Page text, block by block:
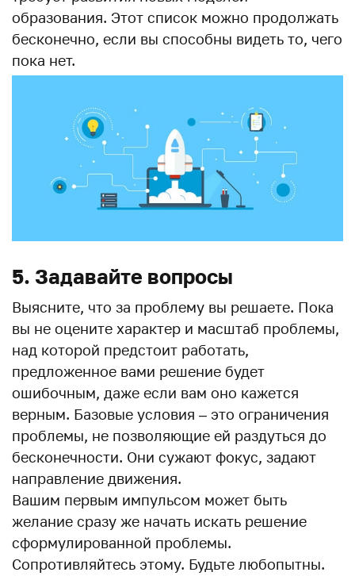
образования. Этот список можно продолжать
бесконечно, если вы способны видеть то, чего
пока нет.
5. Задавайте вопросы
Выясните, что за проблему вы решаете. Пока
вы не оцените характер и масштаб проблемы,
над которой предстоит работать,
предложенное вами решение будет
ошибочным, даже если вам оно кажется
верным. Базовые условия – это ограничения
проблемы, не позволяющие ей раздуться до
бесконечности. Они сужают фокус, задают
направление движения.
Вашим первым импульсом может быть
желание сразу же начать искать решение
сформулированной проблемы.
Сопротивляйтесь этому. Будьте любопытны.